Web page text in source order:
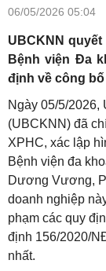
06/05/2026 05:04
UBCKNN
Bệnh viện Đa
định về công
Ngày 05/5/
(UBCKNN) đã
XPHC, xác lập
Bệnh viện đa
Dương Vương,
doanh nghiệp
phạm các quy
định 156/2020/
nhất.